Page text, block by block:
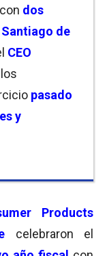
dos
Santiago de
CEO
pasado
y
Products
celebraron el